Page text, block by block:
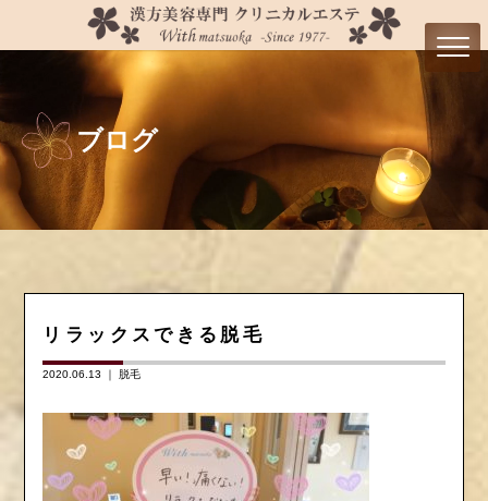
ブログ
リラックスできる脱毛
2020.06.13 ｜ 脱毛